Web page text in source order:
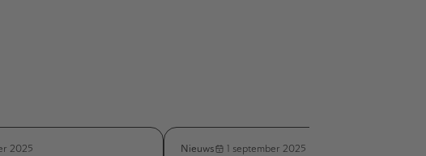
2025 Nieuws 1 september 2025